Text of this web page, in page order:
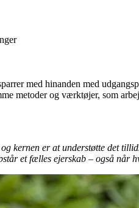
med hinanden med
metoder og værktøjer, som
kernen er at understøtte det
et fælles ejerskab – også når